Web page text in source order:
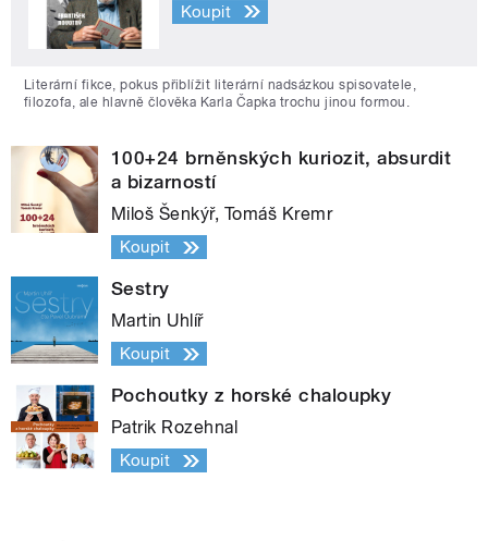
Koupit
Literární fikce, pokus přiblížit literární nadsázkou spisovatele,
filozofa, ale hlavně člověka Karla Čapka trochu jinou formou.
100+24 brněnských kuriozit, absurdit
a bizarností
Miloš Šenkýř, Tomáš Kremr
Koupit
Sestry
Martin Uhlíř
Koupit
Pochoutky z horské chaloupky
Patrik Rozehnal
Koupit